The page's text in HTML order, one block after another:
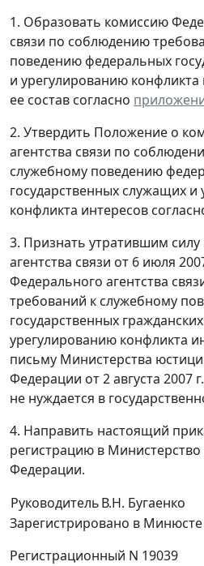
1. Образовать комиссию
связи по соблюдению
поведению федеральных
и урегулированию конфликта
ее состав согласно
2. Утвердить Положение о
агентства связи по
служебному поведению
государственных служащих
конфликта интересов
3. Признать утратившим
агентства связи от 6 июля
Федерального агентства
требований к служебному
государственных
урегулированию конфликта
письму Министерства
Федерации от 2 августа 2007
не нуждается в
4. Направить настоящий
регистрацию в
Федерации.
РуководительВ.Н. Бугаенко
Зарегистрировано в
Регистрационный N 19039